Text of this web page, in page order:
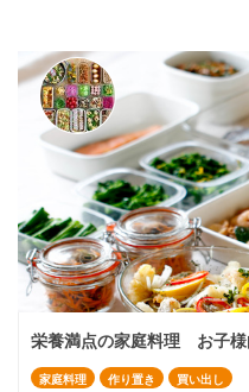
栄養満点の家庭料理 お子
家庭料理 作り置き 買い出し